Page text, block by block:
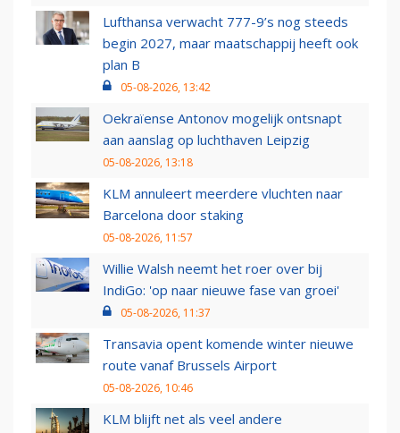
Lufthansa verwacht 777-9’s nog steeds
begin 2027, maar maatschappij heeft ook
plan B
05-08-2026, 13:42
Oekraïense Antonov mogelijk ontsnapt
aan aanslag op luchthaven Leipzig
05-08-2026, 13:18
KLM annuleert meerdere vluchten naar
Barcelona door staking
05-08-2026, 11:57
Willie Walsh neemt het roer over bij
IndiGo: 'op naar nieuwe fase van groei'
05-08-2026, 11:37
Transavia opent komende winter nieuwe
route vanaf Brussels Airport
05-08-2026, 10:46
KLM blijft net als veel andere